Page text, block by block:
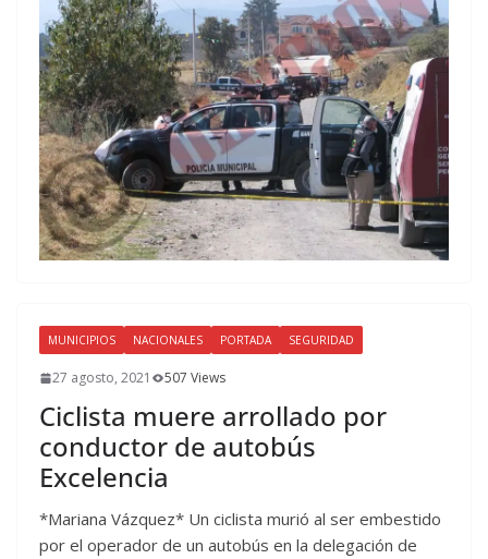
MUNICIPIOS NACIONALES PORTADA SEGURIDAD
27 agosto, 2021 507 Views
Ciclista muere arrollado por
conductor de autobús
Excelencia
*Mariana Vázquez* Un ciclista murió al ser embestido
por el operador de un autobús en la delegación de